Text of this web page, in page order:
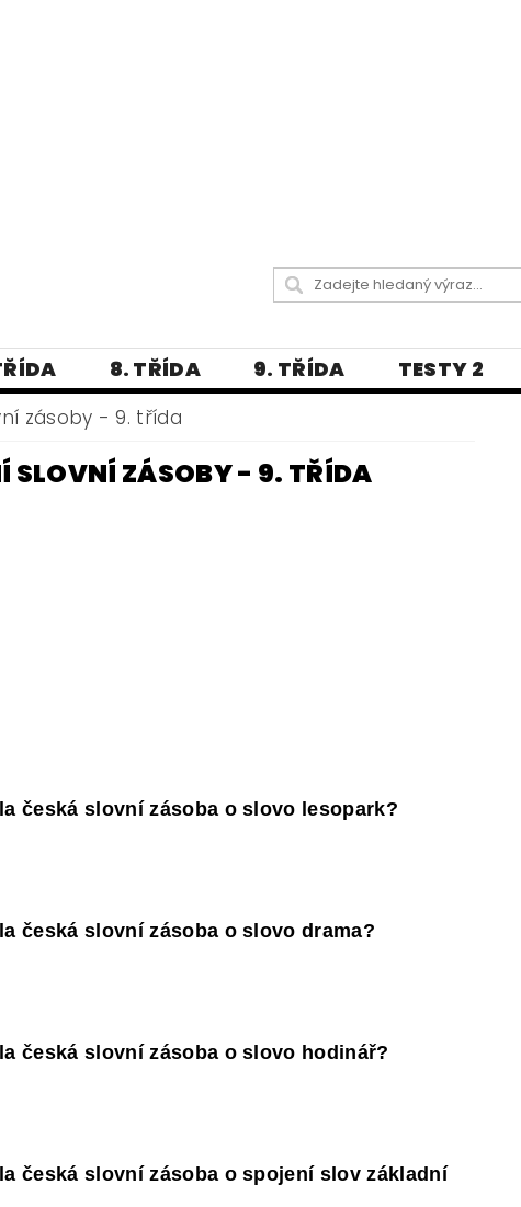
8. TŘÍDA 9. TŘÍDA TESTY 2
LITERATURA
МОВА ДЛЯ УКРАЇНЦІВ
BLOG - VŠE O ČEŠTINĚ
zásoby - 9. třída
SLOVNÍ ZÁSOBY - 9. TŘÍDA
česká slovní zásoba o slovo lesopark?
česká slovní zásoba o slovo drama?
česká slovní zásoba o slovo hodinář?
česká slovní zásoba o spojení slov základní